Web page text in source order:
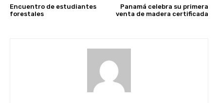
Encuentro de estudiantes
forestales
Panamá celebra su primera
venta de madera certificada